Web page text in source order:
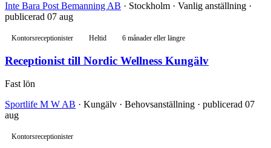
Inte Bara Post Bemanning AB · Stockholm · Vanlig anställning ·
publicerad 07 aug
Kontorsreceptionister Heltid 6 månader eller längre
Receptionist till Nordic Wellness Kungälv
Fast lön
Sportlife M W AB · Kungälv · Behovsanställning · publicerad 07
aug
Kontorsreceptionister